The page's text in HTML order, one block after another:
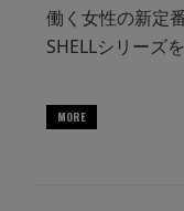
働く女性の新定
SHELLシリーズ
MORE